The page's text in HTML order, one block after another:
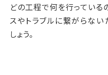
どの工程で何を行っている
スやトラブルに繋がらな
しょう。